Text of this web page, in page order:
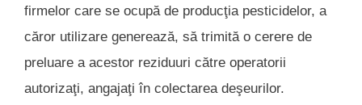
firmelor care se ocupă de producţia pesticidelor, a
căror utilizare generează, să trimită o cerere de
preluare a acestor reziduuri către operatorii
autorizaţi, angajaţi în colectarea deşeurilor.